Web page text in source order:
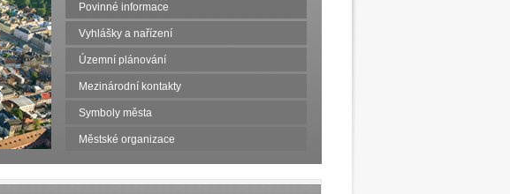
Povinné informace
Vyhlášky a nařízení
Územní plánování
Mezinárodní kontakty
Symboly města
Městské organizace